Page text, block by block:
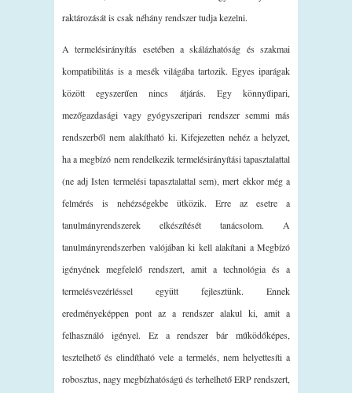
raktározását is csak néhány rendszer tudja kezelni.
A termelésirányítás esetében a skálázhatóság és szakmai
kompatibilitás is a mesék világába tartozik. Egyes iparágak
között egyszerűen nincs átjárás. Egy könnyűipari,
mezőgazdasági vagy gyógyszeripari rendszer semmi más
rendszerből nem alakítható ki. Kifejezetten nehéz a helyzet,
ha a megbízó nem rendelkezik termelésirányítási tapasztalattal
(ne adj Isten termelési tapasztalattal sem), mert ekkor még a
felmérés is nehézségekbe ütközik. Erre az esetre a
tanulmányrendszerek elkészítését tanácsolom. A
tanulmányrendszerben valójában ki kell alakítani a Megbízó
igényének megfelelő rendszert, amit a technológia és a
termelésvezérléssel együtt fejlesztünk. Ennek
eredményeképpen pont az a rendszer alakul ki, amit a
felhasználó igényel. Ez a rendszer bár működőképes,
tesztelhető és elindítható vele a termelés, nem helyettesíti a
robosztus, nagy megbízhatóságú és terhelhető ERP rendszert,